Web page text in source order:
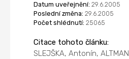
Datum uveřejnění: 29.6.2005
Poslední změna: 29.6.2005
Počet shlédnutí: 25065
Citace tohoto článku:
SLEJŠKA, Antonín,